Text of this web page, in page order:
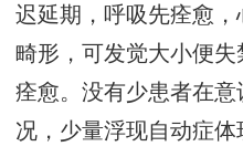
迟延期，呼吸先痊愈
畸形，可发觉大小便
痊愈。没有少患者在
况，少量浮现自动症